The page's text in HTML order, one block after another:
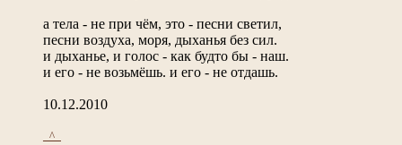
а тела - не при чём, это - песни светил,
песни воздуха, моря, дыханья без сил.
и дыханье, и голос - как будто бы - наш.
и его - не возьмёшь. и его - не отдашь.
10.12.2010
_^_